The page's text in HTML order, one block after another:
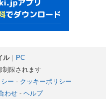
ル｜ PC
限されます
ー - クッキーポリシー
わせ- ヘルプ